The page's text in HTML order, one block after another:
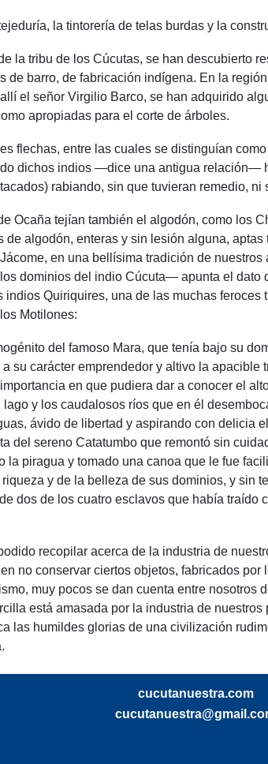
la tintorería de telas burdas y la
la tribu de los Cúcutas, se han descubierto
de barro, de fabricación indígena. En la
el señor Virgilio Barco, se han adquirido
apropiadas para el corte de árboles.
flechas, entre las cuales se distinguían
dichos indios —dice una antigua relación—
rabiando, sin que tuvieran remedio,
Ocaña tejían también el algodón, como los
algodón, enteras y sin lesión alguna,
en una bellísima tradición de
dominios del indio Cúcuta— apunta el
Quiriquires, una de las muchas
Motilones:
del famoso Mara, que tenía bajo su
su carácter emprendedor y altivo la
en que pudiera dar a conocer el
y los caudalosos ríos que en él
ávido de libertad y aspirando con delicia
del sereno Catatumbo que remontó sin
la piragua y tomado una canoa que le fue
y de la belleza de sus dominios, y sin
dos de los cuatro esclavos que había
recopilar acerca de la industria de
no conservar ciertos objetos, fabricados
muy pocos se dan cuenta entre
está amasada por la industria de
las humildes glorias de una civilización
cucutanuestra.com